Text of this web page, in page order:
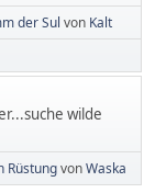
der Sul von Kalt
wilde
RüstungvonWaska